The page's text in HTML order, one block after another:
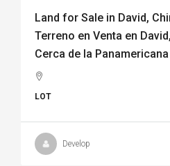
Land for Sale in David,
Terreno en Venta en
Cerca de la
LOT
Develop